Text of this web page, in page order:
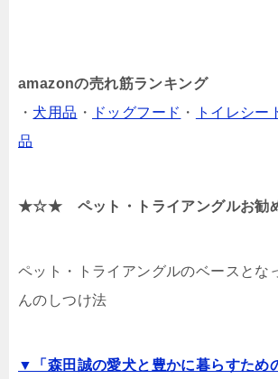
amazonの売れ筋ランキング
・ 犬用品 ・ ドッグフード ・ トイレシー
品
★☆★ ペット・トライアングルお勧
ペット・トライアングルのベースとな
んのしつけ法
▼「森田誠の愛犬と豊かに暮らすた